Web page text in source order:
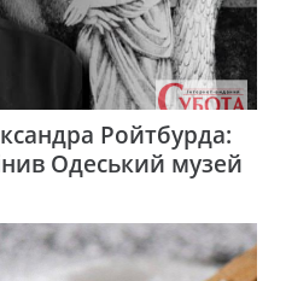
Ройтбурда:
Одеський музей